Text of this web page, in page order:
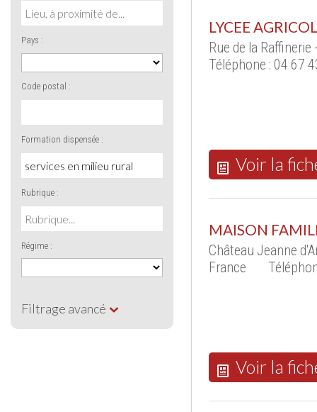
Pays :
Code postal :
Formation dispensée :
Rubrique :
Régime :
Filtrage avancé
LYCEE
Rue de la
Téléphone : 04 67
Voir la
MAISON
Château Jeanne
France
Voir la